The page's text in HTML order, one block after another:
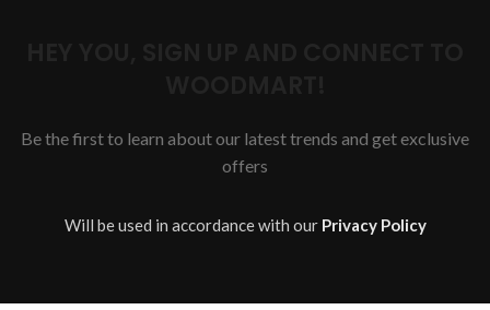
Be the first to learn about our latest trends and get exclusive
offers
Will be used in accordance with our Privacy Policy